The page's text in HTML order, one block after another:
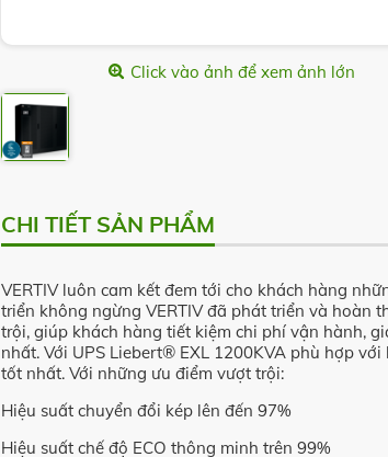
Click vào ảnh để xem ảnh lớn
CHI TIẾT SẢN PHẨM
VERTIV luôn cam kết đem tới cho khách hàng
triển không ngừng VERTIV đã phát triển và hoàn
trội, giúp khách hàng tiết kiệm chi phí vận hành,
nhất. Với UPS Liebert® EXL 1200KVA phù hợp
tốt nhất. Với những ưu điểm vượt trội:
Hiệu suất chuyển đổi kép lên đến 97%
Hiệu suất chế độ ECO thông minh trên 99%